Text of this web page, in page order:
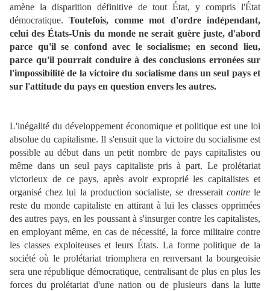
amène la disparition définitive de tout État, y compris l'État
démocratique.Toutefois, comme mot d'ordre indépendant,
celui des États-Unis du monde ne serait guère juste, d'abord
parce qu'il se confond avec le socialisme; en second lieu,
parce qu'il pourrait conduire à des conclusions erronées sur
l'impossibilité de la victoire du socialisme dans un seul pays et
sur l'attitude du pays en question envers les autres.
L'inégalité du développement économique et politique est une loi
absolue du capitalisme. Il s'ensuit que la victoire du socialisme est
possible au début dans un petit nombre de pays capitalistes ou
même dans un seul pays capitaliste pris à part. Le prolétariat
victorieux de ce pays, après avoir exproprié les capitalistes et
organisé chez lui la production socialiste, se dresserait contre le
reste du monde capitaliste en attirant à lui les classes opprimées
des autres pays, en les poussant à s'insurger contre les capitalistes,
en employant même, en cas de nécessité, la force militaire contre
les classes exploiteuses et leurs États. La forme politique de la
société où le prolétariat triomphera en renversant la bourgeoisie
sera une république démocratique, centralisant de plus en plus les
forces du prolétariat d'une nation ou de plusieurs dans la lutte